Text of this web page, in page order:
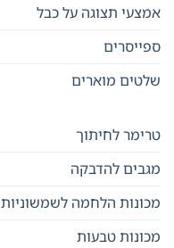
אמצעי תצוגה על כבל
ספייסרים
שלטים מוארים
טרימר לחיתוך
מגבים להדבקה
מכונות הלחמה לשמשוניות
מכונות טבעות